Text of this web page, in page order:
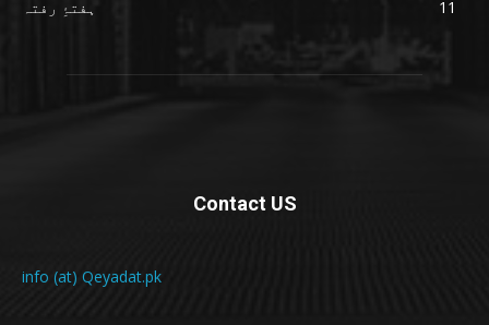
ہفتۂِ رفتہ
11
Contact US
info (at) Qeyadat.pk